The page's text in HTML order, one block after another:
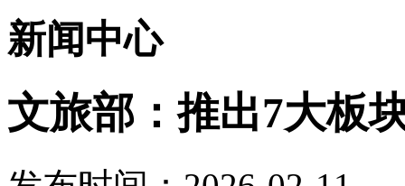
新闻中心
文旅部：推出7大板